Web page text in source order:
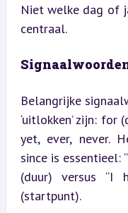
Niet welke dag of
centraal.
Belangrijke
‘uitlokken’ zijn: for
yet, ever, never.
since is essentieel:
(duur) versus “I
(startpunt).